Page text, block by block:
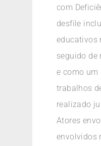
com
desfile
educativos
seguido de
e como um
trabalhos
realizado
Atores
envolvidos